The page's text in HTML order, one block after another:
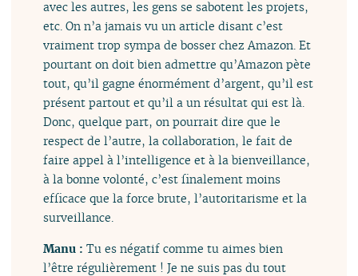
avec les autres, les gens se sabotent les projets,
etc. On n’a jamais vu un article disant c’est
vraiment trop sympa de bosser chez Amazon. Et
pourtant on doit bien admettre qu’Amazon pète
tout, qu’il gagne énormément d’argent, qu’il est
présent partout et qu’il a un résultat qui est là.
Donc, quelque part, on pourrait dire que le
respect de l’autre, la collaboration, le fait de
faire appel à l’intelligence et à la bienveillance,
à la bonne volonté, c’est finalement moins
efficace que la force brute, l’autoritarisme et la
surveillance.
Manu :Tu es négatif comme tu aimes bien
l’être régulièrement ! Je ne suis pas du tout